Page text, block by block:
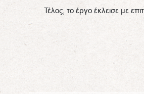
Τέλος, το έργο έκλεισε με